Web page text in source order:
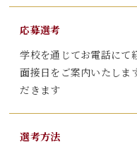
応募選考
学校を通じてお電話にて
面接日をご案内いたしま
だきます
選考方法